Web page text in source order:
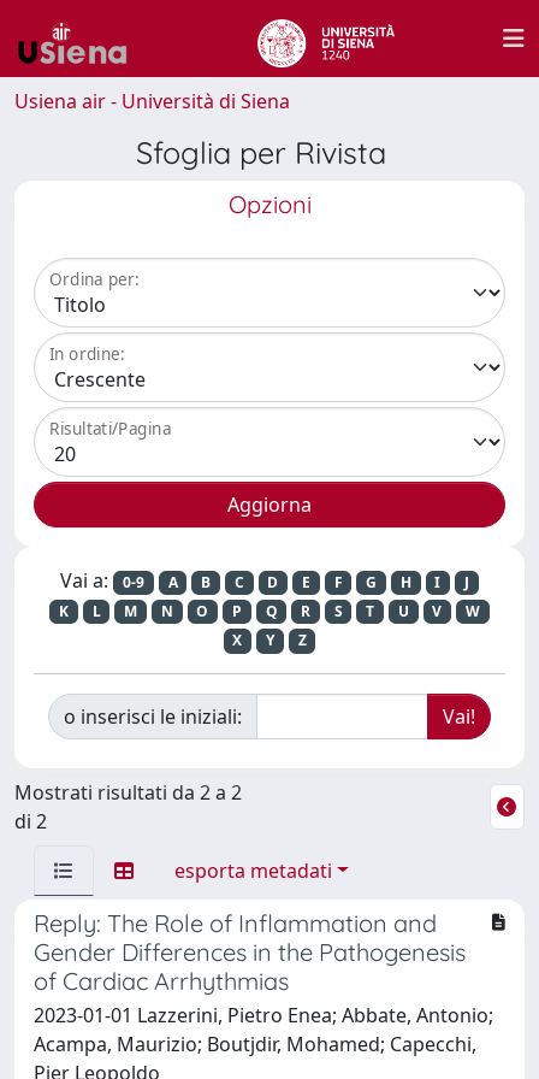
Usiena air - Università di Siena
Sfoglia per Rivista
Opzioni
Ordina per:
In ordine:
Risultati/Pagina
Vai a: 0-9 A B C D E F G H I
J
K
L M N O P Q R S T U V
W
X
Y Z
o inserisci le iniziali:
Mostrati risultati da 2 a 2
di 2
esporta metadati
Reply: The Role of Inflammation and
Gender Differences in the Pathogenesis
of Cardiac Arrhythmias
2023-01-01 Lazzerini, Pietro Enea; Abbate, Antonio;
Acampa, Maurizio; Boutjdir, Mohamed; Capecchi,
Pier Leopoldo